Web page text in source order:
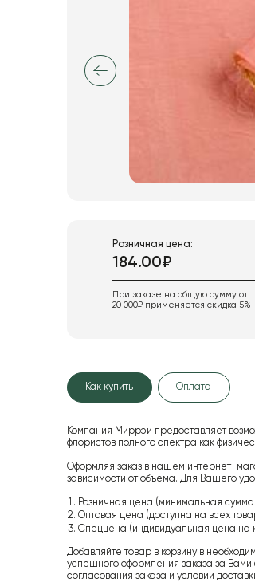
Розничная цена:
184.00₽
При заказе на общую сумму от
20 000₽ применяется скидка 5%
Как купить Оплата
Компания Миррэй предоставляет
флористов полного спектра как
Оформляя заказ в нашем интернет-
зависимости от объема. Для Вашего
Розничная цена (минимальная
Оптовая цена (доступна на всех
Спеццена (индивидуальная цена на
Добавляйте товар в корзину в
успешного оформления заказа за
согласования заказа и условий